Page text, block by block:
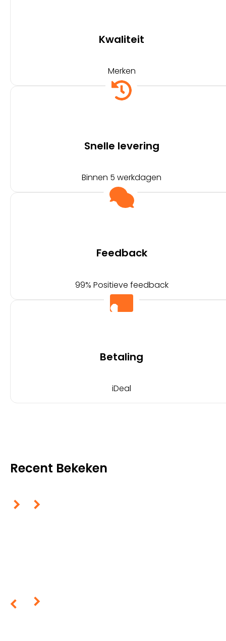
Kwaliteit
Merken
Snelle levering
Binnen 5 werkdagen
Feedback
99% Positieve feedback
Betaling
iDeal
Recent Bekeken